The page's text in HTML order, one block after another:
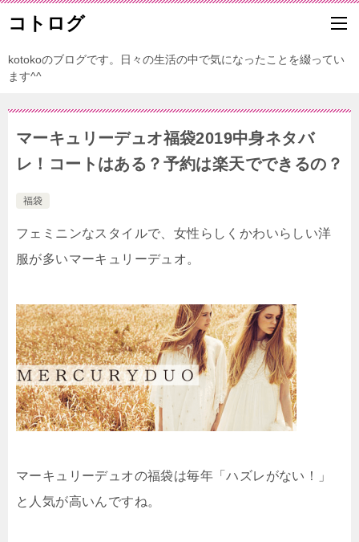
コトログ
kotokoのブログです。日々の生活の中で気になったことを綴ってい
ます^^
マーキュリーデュオ福袋2019中身ネタバ
レ！コートはある？予約は楽天でできるの？
福袋
フェミニンなスタイルで、女性らしくかわいらしい洋
服が多いマーキュリーデュオ。
マーキュリーデュオの福袋は毎年「ハズレがない！」
と人気が高いんですね。